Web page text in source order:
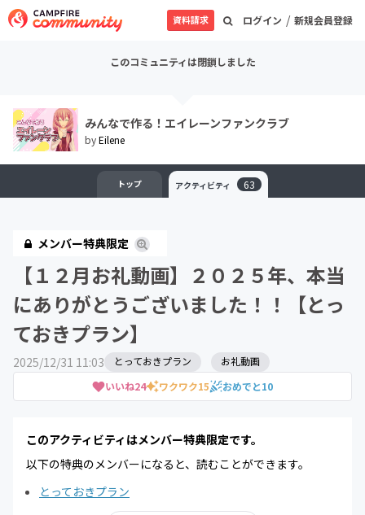
ログイン / 新規会員登録
資料請求
このコミュニティは閉鎖しました
みんなで作る！エイレーンファンクラブ
byEilene
トップ アクティビティ 63
メンバー特典限定
【１２月お礼動画】２０２５年、本当
にありがとうございました！！【とっ
ておきプラン】
2025/12/31 11:03
いいね24 ワクワク15 おめでと10
とっておきプラン お礼動画
このアクティビティはメンバー特典限定です。
以下の特典のメンバーになると、読むことができます。
とっておきプラン